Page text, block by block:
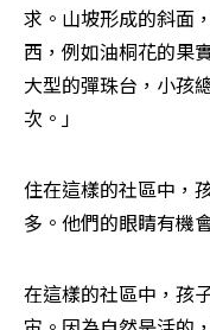
求。山坡形成的斜面
西，例如油桐花的果
大型的彈珠台，小孩
次。」
住在這樣的社區中，
多。他們的眼睛有機
在這樣的社區中，孩